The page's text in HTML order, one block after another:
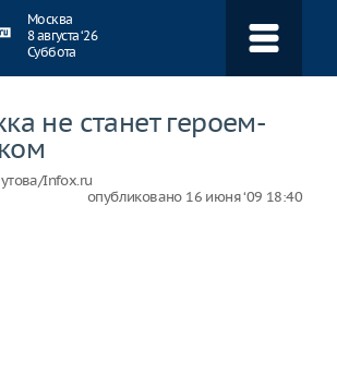
Москва
8 августа ‘26
Суббота
не станет героем-
Infox.ru
опубликовано 16 июня ‘09 18:40